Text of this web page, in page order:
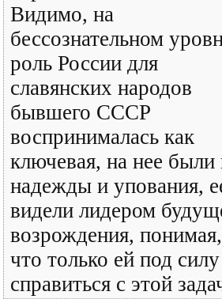
Видимо, на
бессознательном
роль России для
славянских народов
бывшего СССР
воспринималась как
ключевая, на нее были
надежды и упования,
видели лидером
возрождения, понимая,
что только ей под силу
справиться с этой